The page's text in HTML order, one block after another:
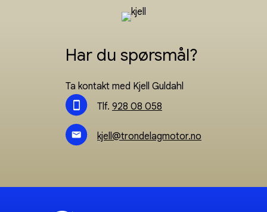
Har du spørsmål?
Ta kontakt med Kjell Guldahl
Tlf. 928 08 058
kjell@trondelagmotor.no